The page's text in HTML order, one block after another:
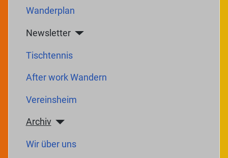
Wanderplan
Newsletter
Tischtennis
After work Wandern
Vereinsheim
Archiv
Wir über uns